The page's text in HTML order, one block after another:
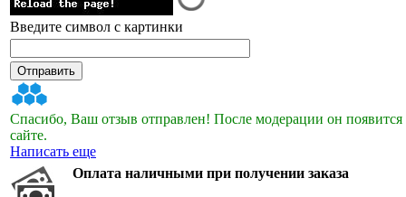
Введите символ с картинки
Спасибо, Ваш отзыв отправлен! После модерации он появится
сайте.
Написать еще
Оплата наличными при получении заказа